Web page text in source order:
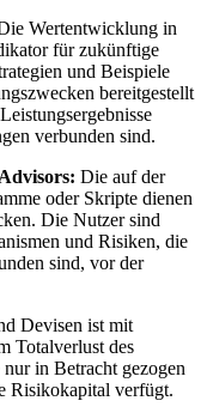
Wertentwicklung in
für zukünftige
und Beispiele
bereitgestellt
verbunden sind.
Die auf der
oder Skripte dienen
Die Nutzer sind
und Risiken, die
sind, vor der
Devisen ist mit
Totalverlust des
in Betracht gezogen
Risikokapital verfügt.